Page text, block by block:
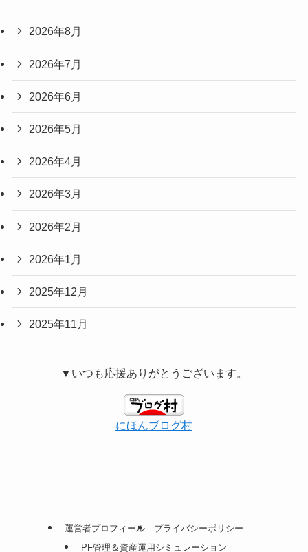
2026年8月
2026年7月
2026年6月
2026年5月
2026年4月
2026年3月
2026年2月
2026年1月
2025年12月
2025年11月
▼いつも応援ありがとうございます。
にほんブログ村
運営者プロフィール
プライバシーポリシー
PF管理＆資産運用シミュレーション